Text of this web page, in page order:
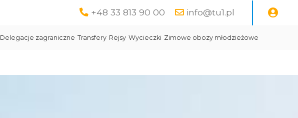
+48 33 813 90 00 info@tu1.pl
Delegacje zagraniczne Transfery Rejsy Wycieczki Zimowe obozy młodzieżowe